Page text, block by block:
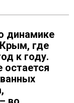
динамике
где
к году.